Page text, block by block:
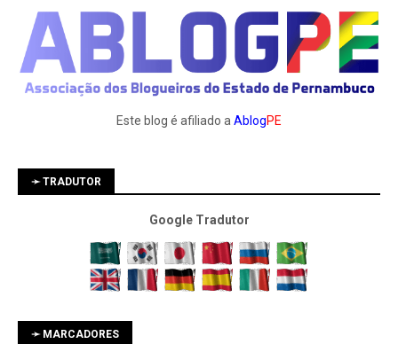
Este blog é afiliado a AblogPE
➛ TRADUTOR
Google Tradutor
➛ MARCADORES